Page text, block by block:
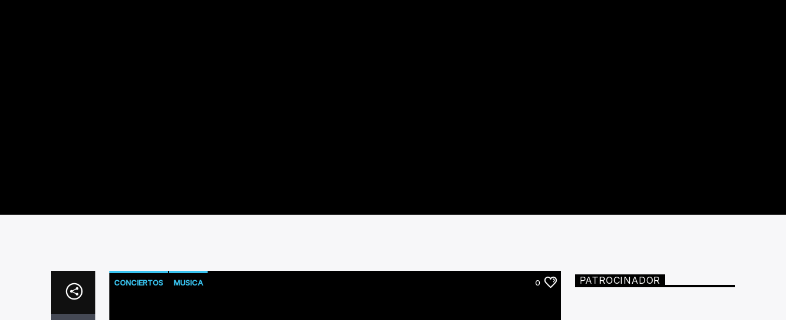
CONCIERTOS MUSICA 0 PATROCINADOR